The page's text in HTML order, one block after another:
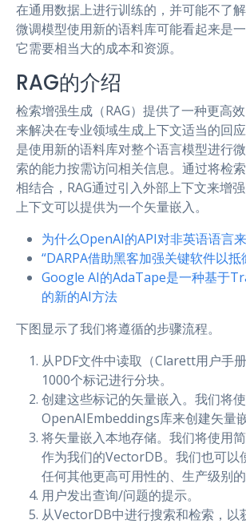
在通用数据上进行训练的，并可能不了解
微调模型使用新的语料库可能看起来是
它需要相当大的成本和资源。
RAG的介绍
检索增强生成（RAG）提供了一种更高
来解决在专业领域生成上下文适当的回
是使用新的语料库对整个语言模型进行
索的能力按需访问相关信息。通过将检
相结合，RAG通过引入外部上下文来增
上下文可以提供为一个矢量嵌入。
为什么OpenAI的API对非英语语言
“DARPA借助黑客加强关键软件以抵
Google AI的AdaTape是一种基于
的新的AI方法
下图显示了我们将遵循的步骤流程。
从PDF文件中读取（Clarett用户手
1000个标记进行分块。
创建这些标记的矢量嵌入。我们将
OpenAIEmbeddings库来创建矢量嵌
将矢量嵌入本地存储。我们将使用
作为我们的VectorDB。我们也可以
任何其他更高可用性的、生产级别的
用户发出查询/问题的提示。
从VectorDB中进行搜索和检索，以